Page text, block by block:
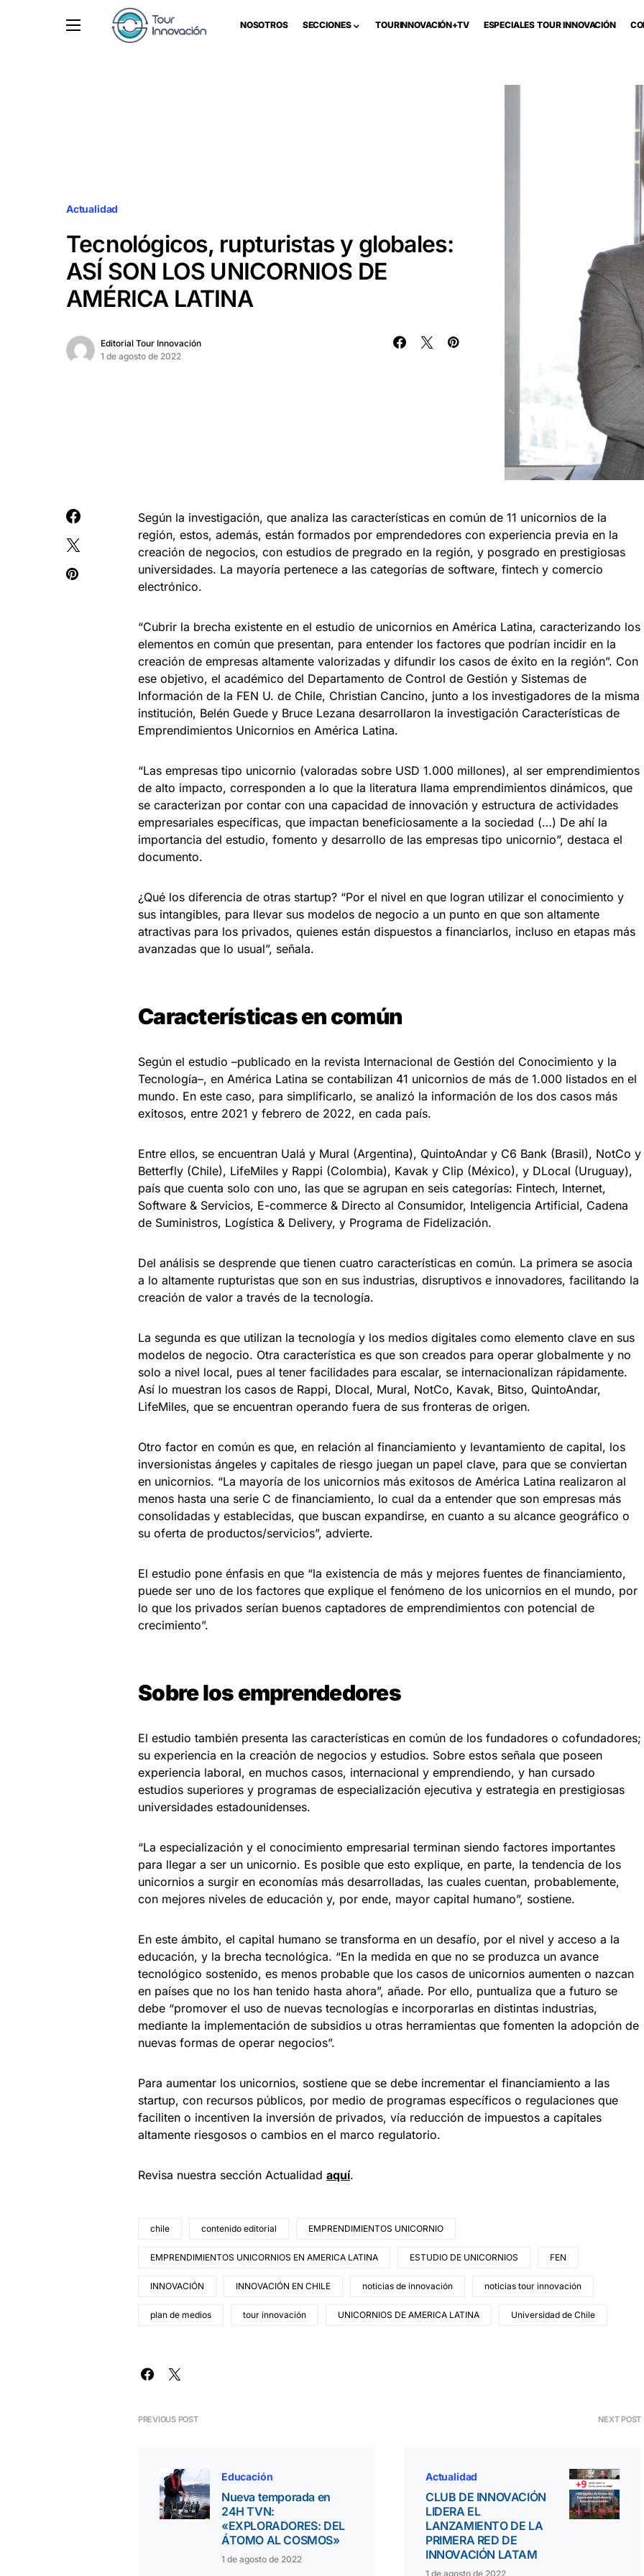
NOSOTROS SECCIONES TOURINNOVACIÓN+TV ESPECIALES TOUR INNOVACIÓN
Actualidad
Tecnológicos, rupturistas y globales:
ASÍ SON LOS UNICORNIOS DE
AMÉRICA LATINA
Editorial Tour Innovación
1 de agosto de 2022
Según la investigación, que analiza las características en común de 11 unicornios de la
región, estos, además, están formados por emprendedores con experiencia previa en la
creación de negocios, con estudios de pregrado en la región, y posgrado en prestigiosas
universidades. La mayoría pertenece a las categorías de software, fintech y comercio
electrónico.
“Cubrir la brecha existente en el estudio de unicornios en América Latina, caracterizando los
elementos en común que presentan, para entender los factores que podrían incidir en la
creación de empresas altamente valorizadas y difundir los casos de éxito en la región”. Con
ese objetivo, el académico del Departamento de Control de Gestión y Sistemas de
Información de la FEN U. de Chile, Christian Cancino, junto a los investigadores de la misma
institución, Belén Guede y Bruce Lezana desarrollaron la investigación Características de
Emprendimientos Unicornios en América Latina.
“Las empresas tipo unicornio (valoradas sobre USD 1.000 millones), al ser emprendimientos
de alto impacto, corresponden a lo que la literatura llama emprendimientos dinámicos, que
se caracterizan por contar con una capacidad de innovación y estructura de actividades
empresariales específicas, que impactan beneficiosamente a la sociedad (…) De ahí la
importancia del estudio, fomento y desarrollo de las empresas tipo unicornio”, destaca el
documento.
¿Qué los diferencia de otras startup? “Por el nivel en que logran utilizar el conocimiento y
sus intangibles, para llevar sus modelos de negocio a un punto en que son altamente
atractivas para los privados, quienes están dispuestos a financiarlos, incluso en etapas más
avanzadas que lo usual”, señala.
Características en común
Según el estudio –publicado en la revista Internacional de Gestión del Conocimiento y la
Tecnología–, en América Latina se contabilizan 41 unicornios de más de 1.000 listados en el
mundo. En este caso, para simplificarlo, se analizó la información de los dos casos más
exitosos, entre 2021 y febrero de 2022, en cada país.
Entre ellos, se encuentran Ualá y Mural (Argentina), QuintoAndar y C6 Bank (Brasil), NotCo y
Betterfly (Chile), LifeMiles y Rappi (Colombia), Kavak y Clip (México), y DLocal (Uruguay),
país que cuenta solo con uno, las que se agrupan en seis categorías: Fintech, Internet,
Software & Servicios, E-commerce & Directo al Consumidor, Inteligencia Artificial, Cadena
de Suministros, Logística & Delivery, y Programa de Fidelización.
Del análisis se desprende que tienen cuatro características en común. La primera se asocia
a lo altamente rupturistas que son en sus industrias, disruptivos e innovadores, facilitando la
creación de valor a través de la tecnología.
La segunda es que utilizan la tecnología y los medios digitales como elemento clave en sus
modelos de negocio. Otra característica es que son creados para operar globalmente y no
solo a nivel local, pues al tener facilidades para escalar, se internacionalizan rápidamente.
Así lo muestran los casos de Rappi, Dlocal, Mural, NotCo, Kavak, Bitso, QuintoAndar,
LifeMiles, que se encuentran operando fuera de sus fronteras de origen.
Otro factor en común es que, en relación al financiamiento y levantamiento de capital, los
inversionistas ángeles y capitales de riesgo juegan un papel clave, para que se conviertan
en unicornios. “La mayoría de los unicornios más exitosos de América Latina realizaron al
menos hasta una serie C de financiamiento, lo cual da a entender que son empresas más
consolidadas y establecidas, que buscan expandirse, en cuanto a su alcance geográfico o
su oferta de productos/servicios”, advierte.
El estudio pone énfasis en que “la existencia de más y mejores fuentes de financiamiento,
puede ser uno de los factores que explique el fenómeno de los unicornios en el mundo, por
lo que los privados serían buenos captadores de emprendimientos con potencial de
crecimiento”.
Sobre los emprendedores
El estudio también presenta las características en común de los fundadores o cofundadores;
su experiencia en la creación de negocios y estudios. Sobre estos señala que poseen
experiencia laboral, en muchos casos, internacional y emprendiendo, y han cursado
estudios superiores y programas de especialización ejecutiva y estrategia en prestigiosas
universidades estadounidenses.
“La especialización y el conocimiento empresarial terminan siendo factores importantes
para llegar a ser un unicornio. Es posible que esto explique, en parte, la tendencia de los
unicornios a surgir en economías más desarrolladas, las cuales cuentan, probablemente,
con mejores niveles de educación y, por ende, mayor capital humano”, sostiene.
En este ámbito, el capital humano se transforma en un desafío, por el nivel y acceso a la
educación, y la brecha tecnológica. “En la medida en que no se produzca un avance
tecnológico sostenido, es menos probable que los casos de unicornios aumenten o nazcan
en países que no los han tenido hasta ahora”, añade. Por ello, puntualiza que a futuro se
debe “promover el uso de nuevas tecnologías e incorporarlas en distintas industrias,
mediante la implementación de subsidios u otras herramientas que fomenten la adopción de
nuevas formas de operar negocios”.
Para aumentar los unicornios, sostiene que se debe incrementar el financiamiento a las
startup, con recursos públicos, por medio de programas específicos o regulaciones que
faciliten o incentiven la inversión de privados, vía reducción de impuestos a capitales
altamente riesgosos o cambios en el marco regulatorio.
Revisa nuestra sección Actualidad aquí.
chile contenido editorial EMPRENDIMIENTOS UNICORNIO
EMPRENDIMIENTOS UNICORNIOS EN AMERICA LATINA ESTUDIO DE UNICORNIOS FEN
INNOVACIÓN INNOVACIÓN EN CHILE noticias de innovación noticias tour innovación
plan de medios tour innovación UNICORNIOS DE AMERICA LATINA Universidad de Chile
PREVIOUS POST
Educación
Nueva temporada en
24H TVN:
«EXPLORADORES: DEL
ÁTOMO AL COSMOS»
1 de agosto de 2022
NEXT POST
Actualidad
CLUB DE INNOVACIÓN
LIDERA EL
LANZAMIENTO DE LA
PRIMERA RED DE
INNOVACIÓN LATAM
1 de agosto de 2022